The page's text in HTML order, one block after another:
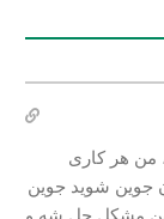
من هر کاری
جوین شوید جوین